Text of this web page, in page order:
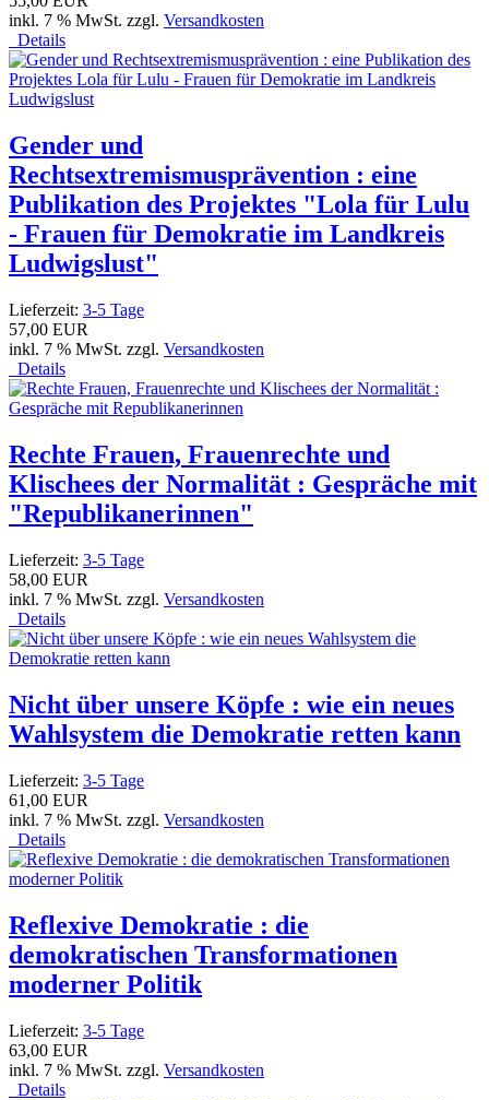
inkl. 7 % MwSt. zzgl. Versandkosten
Details
Gender und
Rechtsextremismusprävention : eine
Publikation des Projektes "Lola für Lulu
- Frauen für Demokratie im Landkreis
Ludwigslust"
Lieferzeit: 3-5 Tage
57,00 EUR
inkl. 7 % MwSt. zzgl. Versandkosten
Details
Rechte Frauen, Frauenrechte und
Klischees der Normalität : Gespräche mit
"Republikanerinnen"
Lieferzeit: 3-5 Tage
58,00 EUR
inkl. 7 % MwSt. zzgl. Versandkosten
Details
Nicht über unsere Köpfe : wie ein neues
Wahlsystem die Demokratie retten kann
Lieferzeit: 3-5 Tage
61,00 EUR
inkl. 7 % MwSt. zzgl. Versandkosten
Details
Reflexive Demokratie : die
demokratischen Transformationen
moderner Politik
Lieferzeit: 3-5 Tage
63,00 EUR
inkl. 7 % MwSt. zzgl. Versandkosten
Details